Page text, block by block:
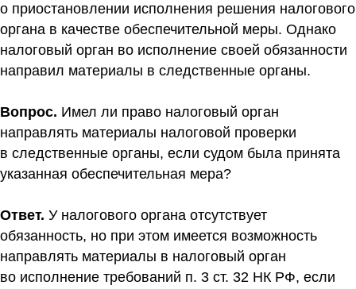
о приостановлении исполнения решения налогового
органа в качестве обеспечительной меры. Однако
налоговый орган во исполнение своей обязанности
направил материалы в следственные органы.
Вопрос. Имел ли право налоговый орган
направлять материалы налоговой проверки
в следственные органы, если судом была принята
указанная обеспечительная мера?
Ответ. У налогового органа отсутствует
обязанность, но при этом имеется возможность
направлять материалы в налоговый орган
во исполнение требований п. 3 ст. 32 НК РФ, если